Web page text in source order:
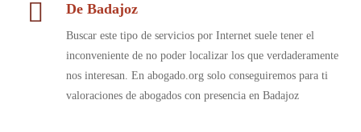
De Badajoz
Buscar este tipo de servicios por Internet suele tener el
inconveniente de no poder localizar los que verdaderamente
nos interesan. En abogado.org solo conseguiremos para ti
valoraciones de abogados con presencia en Badajoz